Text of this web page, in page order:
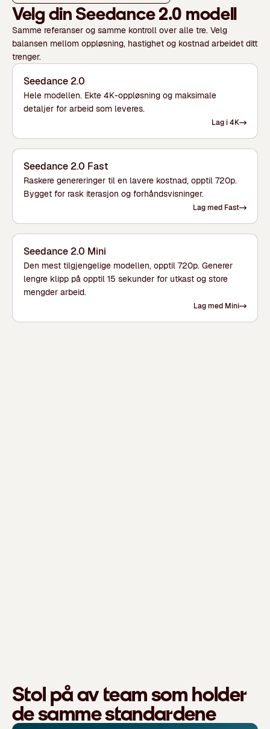
Velg din Seedance 2.0 modell
Samme referanser og samme kontroll over alle tre. Velg
balansen mellom oppløsning, hastighet og kostnad arbeidet ditt
trenger.
Seedance 2.0
Hele modellen. Ekte 4K-oppløsning og maksimale
detaljer for arbeid som leveres.
Lag i 4K
Seedance 2.0 Fast
Raskere genereringer til en lavere kostnad, opptil 720p.
Bygget for rask iterasjon og forhåndsvisninger.
Lag med Fast
Seedance 2.0 Mini
Den mest tilgjengelige modellen, opptil 720p. Generer
lengre klipp på opptil 15 sekunder for utkast og store
mengder arbeid.
Lag med Mini
Stol på av team som holder
de samme standardene